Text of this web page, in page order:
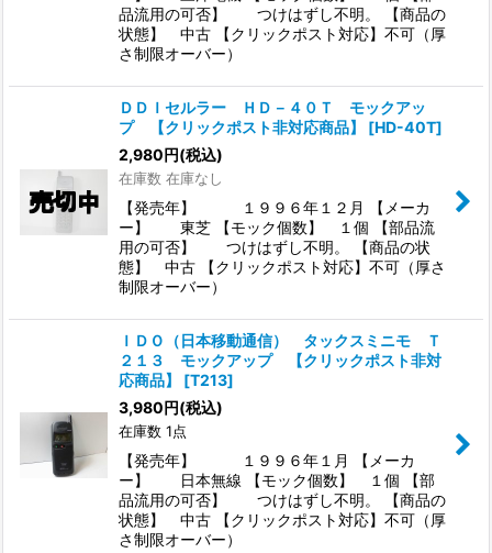
品流用の可否】 つけはずし不明。 【商品の
状態】 中古 【クリックポスト対応】不可（厚
さ制限オーバー）
ＤＤＩセルラー ＨＤ－４０Ｔ モックアッ
プ 【クリックポスト非対応商品】
[HD-40T]
2,980円(税込)
在庫数 在庫なし
【発売年】 １９９６年１２月 【メーカ
ー】 東芝 【モック個数】 １個 【部品流
用の可否】 つけはずし不明。 【商品の状
態】 中古 【クリックポスト対応】不可（厚さ
制限オーバー）
ＩＤＯ（日本移動通信） タックスミニモ Ｔ
２１３ モックアップ 【クリックポスト非対
応商品】
[T213]
3,980円(税込)
在庫数 1点
【発売年】 １９９６年１月 【メーカ
ー】 日本無線 【モック個数】 １個 【部
品流用の可否】 つけはずし不明。 【商品の
状態】 中古 【クリックポスト対応】不可（厚
さ制限オーバー）